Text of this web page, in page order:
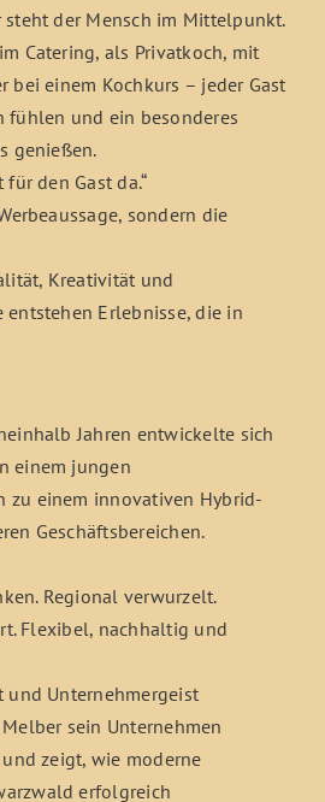
steht der Mensch im Mittelpunkt.
Catering, als Privatkoch, mit
bei einem Kochkurs – jeder Gast
und ein besonderes
genießen.
den Gast da.“
sondern die
Kreativität und
entstehen Erlebnisse, die in
Jahren entwickelte sich
einem jungen
zu einem innovativen Hybrid-
Geschäftsbereichen.
Regional verwurzelt.
Flexibel, nachhaltig und
und Unternehmergeist
sein Unternehmen
zeigt, wie moderne
erfolgreich